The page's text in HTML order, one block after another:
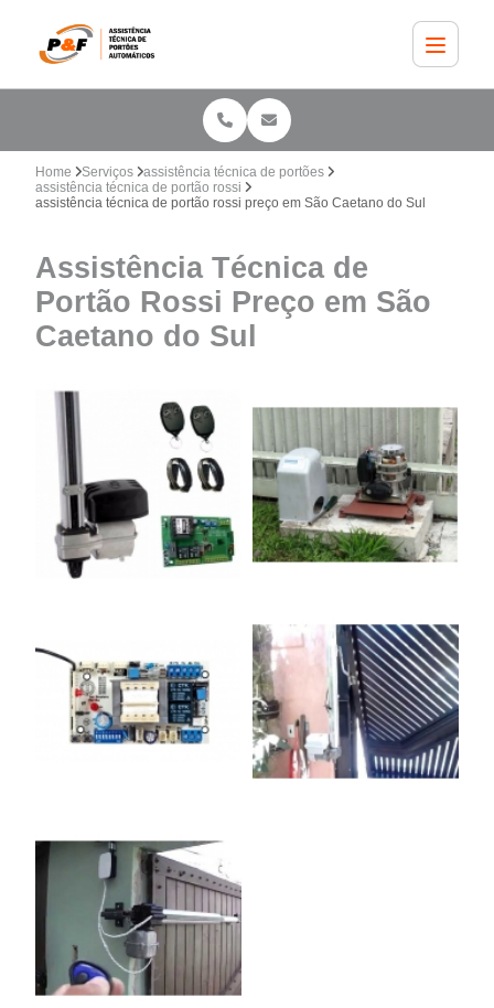
Home Serviços
assistência técnica de portões
assistência técnica de portão rossi
assistência técnica de portão rossi preço em São Caetano do Sul
Assistência Técnica de
Portão Rossi Preço em São
Caetano do Sul